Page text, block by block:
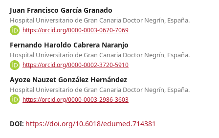
Juan Francisco García Granado
Hospital Universitario de Gran Canaria Doctor Negrín, España.
https://orcid.org/0000-0003-0670-7069
Fernando Haroldo Cabrera Naranjo
Hospital Universitario de Gran Canaria Doctor Negrín, España.
https://orcid.org/0000-0002-3720-5910
Ayoze Nauzet González Hernández
Hospital Universitario de Gran Canaria Doctor Negrín, España.
https://orcid.org/0000-0003-2986-3603
DOI: https://doi.org/10.6018/edumed.714381